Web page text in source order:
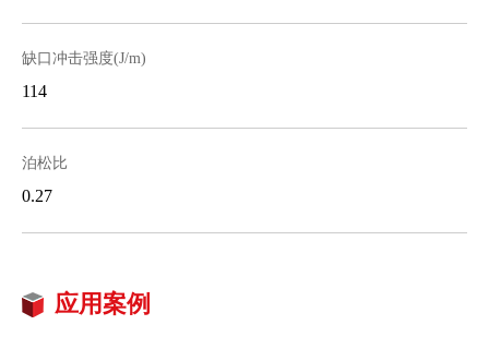
缺口冲击强度(J/m)
114
泊松比
0.27
应用案例